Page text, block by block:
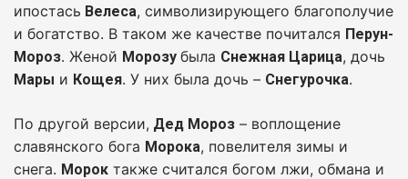
ипостась Велеса, символизирующего благополучие
и богатство. В таком же качестве почитался Перун-
Мороз. Женой Морозу была Снежная Царица, дочь
Мары и Кощея. У них была дочь – Снегурочка.
По другой версии, Дед Мороз – воплощение
славянского бога Морока, повелителя зимы и
снега. Морок также считался богом лжи, обмана и